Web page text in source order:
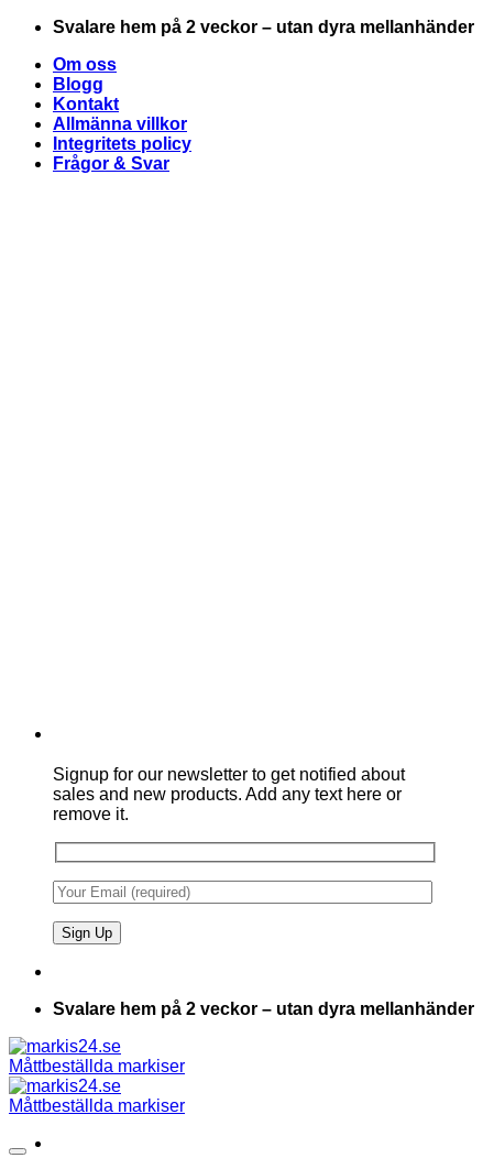
Skip
content
Svalare hem på 2 veckor – utan dyra mellanhänder
Om oss
Blogg
Kontakt
Allmänna villkor
Integritets policy
Frågor & Svar
Signup for our newsletter to get notified about
sales and new products. Add any text here or
remove it.
Svalare hem på 2 veckor – utan dyra mellanhänder